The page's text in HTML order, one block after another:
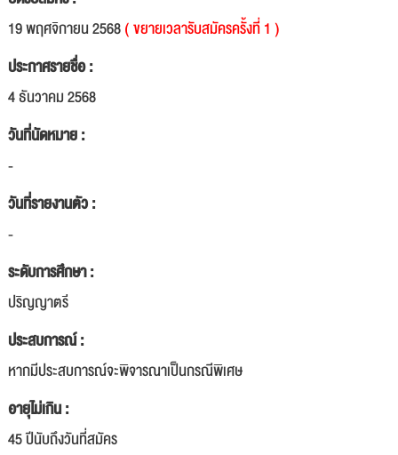
19 พฤศจิกายน 2568( ขยายเวลารับสมัครครั้งที่ 1 )
ประกาศรายชื่อ :
4 ธันวาคม 2568
วันที่นัดหมาย :
-
วันที่รายงานตัว :
-
ระดับการศึกษา :
ปริญญาตรี
ประสบการณ์ :
หากมีประสบการณ์จะพิจารณาเป็นกรณีพิเศษ
อายุไม่เกิน :
45 ปีนับถึงวันที่สมัคร